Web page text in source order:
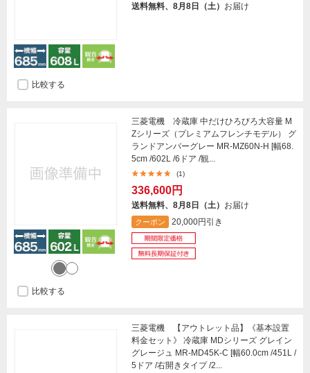
送料無料、8月8日（土） お届け
比較する
三菱電機 冷蔵庫 中だけひろびろ大容量 M
Zシリーズ（プレミアムフレンチモデル） グ
ランドアンバーグレー MR-MZ60N-H [幅68.
5cm /602L /6ドア /観...
(1)
336,600円
送料無料、8月8日（土） お届け
クーポン 20,000円引き
比較する
三菱電機 【アウトレット品】《基本設置
料金セット》 冷蔵庫 MDシリーズ グレイン
グレージュ MR-MD45K-C [幅60.0cm /451L /
5ドア /右開きタイプ /2...